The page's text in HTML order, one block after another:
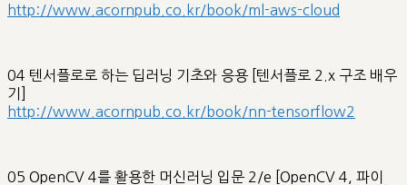
http://www.acornpub.co.kr/book/ml-aws-cloud
04 텐서플로로 하는 딥러닝 기초와 응용 [텐서플로 2.x 구조 배우
기]
http://www.acornpub.co.kr/book/nn-tensorflow2
05 OpenCV 4를 활용한 머신러닝 입문 2/e [OpenCV 4, 파이